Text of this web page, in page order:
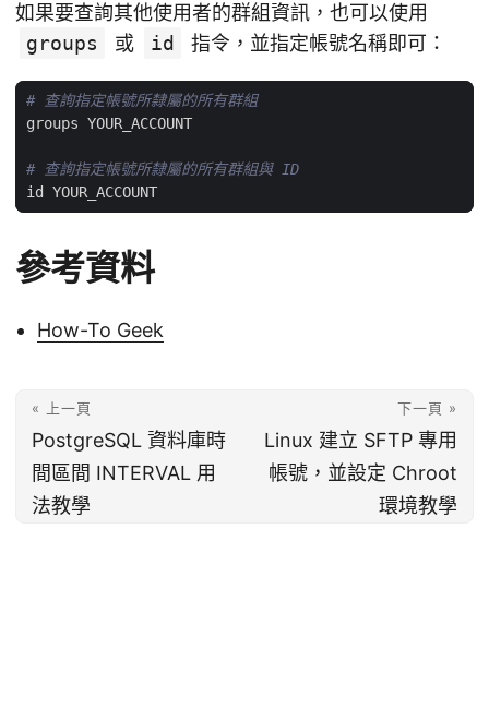
如果要查詢其他使用者的群組資訊，也可以使用
groups
或 id 指令，並指定帳號名稱即可：
# 查詢指定帳號所隸屬的所有群組
# 查詢指定帳號所隸屬的所有群組與 ID
參考資料
How-To Geek
« 上一頁
PostgreSQL 資料庫時
間區間 INTERVAL 用
法教學
下一頁 »
Linux 建立 SFTP 專用
帳號，並設定 Chroot
環境教學